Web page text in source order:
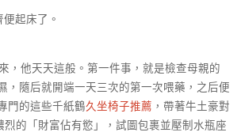
起床了。
他天天這般。第一件事，就是檢查母親的
，隨后就開端一天三次的第一次喂藥，之后便
門的這些千紙鶴久坐椅子推薦 ，帶著牛土豪對
烈的「財富佔有慾」，試圖包裹並壓制水瓶座